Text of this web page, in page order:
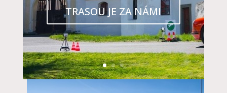
TRASOU JE ZA NÁMI